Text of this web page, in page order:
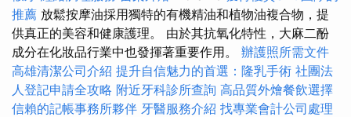
推薦 放鬆按摩油採用獨特的有機精油和植物油複合物，提
供真正的美容和健康護理。 由於其抗氧化特性，大麻二酚
成分在化妝品行業中也發揮著重要作用。 辦護照所需文件
高雄清潔公司介紹 提升自信魅力的首選：隆乳手術 社團法
人登記申請全攻略 附近牙科診所查詢 高品質外燴餐飲選擇
信賴的記帳事務所夥伴 牙醫服務介紹 找專業會計公司處理